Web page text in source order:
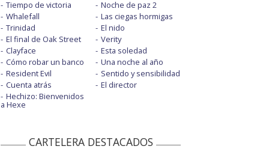
Tiempo de victoria
Whalefall
Trinidad
El final de Oak Street
Clayface
Cómo robar un banco
Resident Evil
Cuenta atrás
Hechizo: Bienvenidos
a Hexe
Noche de paz 2
Las ciegas hormigas
El nido
Verity
Esta soledad
Una noche al año
Sentido y sensibilidad
El director
CARTELERA DESTACADOS